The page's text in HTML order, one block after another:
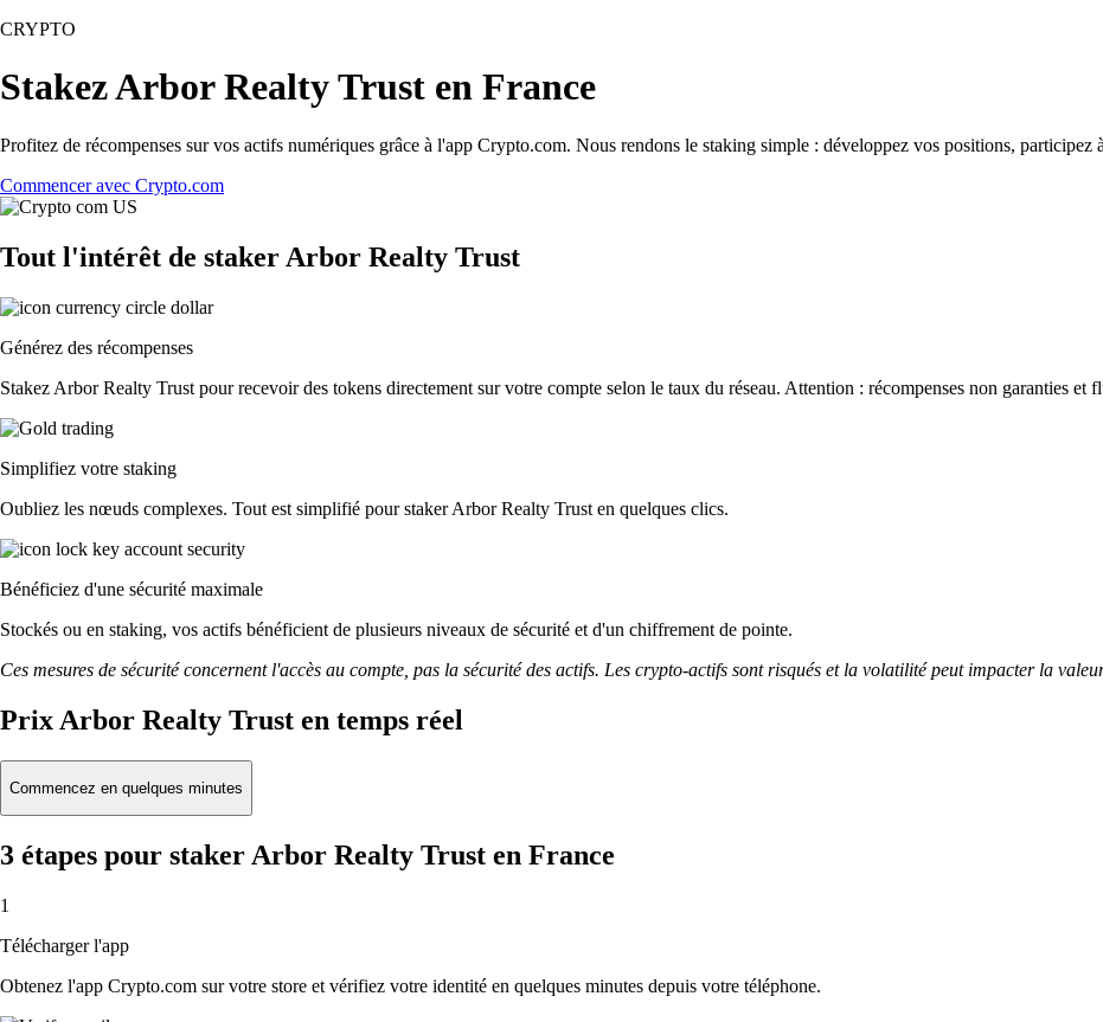
CRYPTO
Stakez Arbor Realty Trust en France
Profitez de récompenses sur vos actifs numériques grâce à l'app Crypto.com. Nous rendons le staking simple : développez vos positions, participez
Commencer avec Crypto.com
Tout l'intérêt de staker Arbor Realty Trust
Générez des récompenses
Stakez Arbor Realty Trust pour recevoir des tokens directement sur votre compte selon le taux du réseau. Attention : récompenses non garanties et
Simplifiez votre staking
Oubliez les nœuds complexes. Tout est simplifié pour staker Arbor Realty Trust en quelques clics.
Bénéficiez d'une sécurité maximale
Stockés ou en staking, vos actifs bénéficient de plusieurs niveaux de sécurité et d'un chiffrement de pointe.
Ces mesures de sécurité concernent l'accès au compte, pas la sécurité des actifs. Les crypto-actifs sont risqués et la volatilité peut impacter la
Prix Arbor Realty Trust en temps réel
Commencez en quelques minutes
3 étapes pour staker Arbor Realty Trust en France
1
Télécharger l'app
Obtenez l'app Crypto.com sur votre store et vérifiez votre identité en quelques minutes depuis votre téléphone.